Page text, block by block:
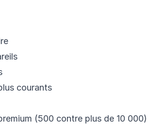
courants
(500 contre plus de 10 000)